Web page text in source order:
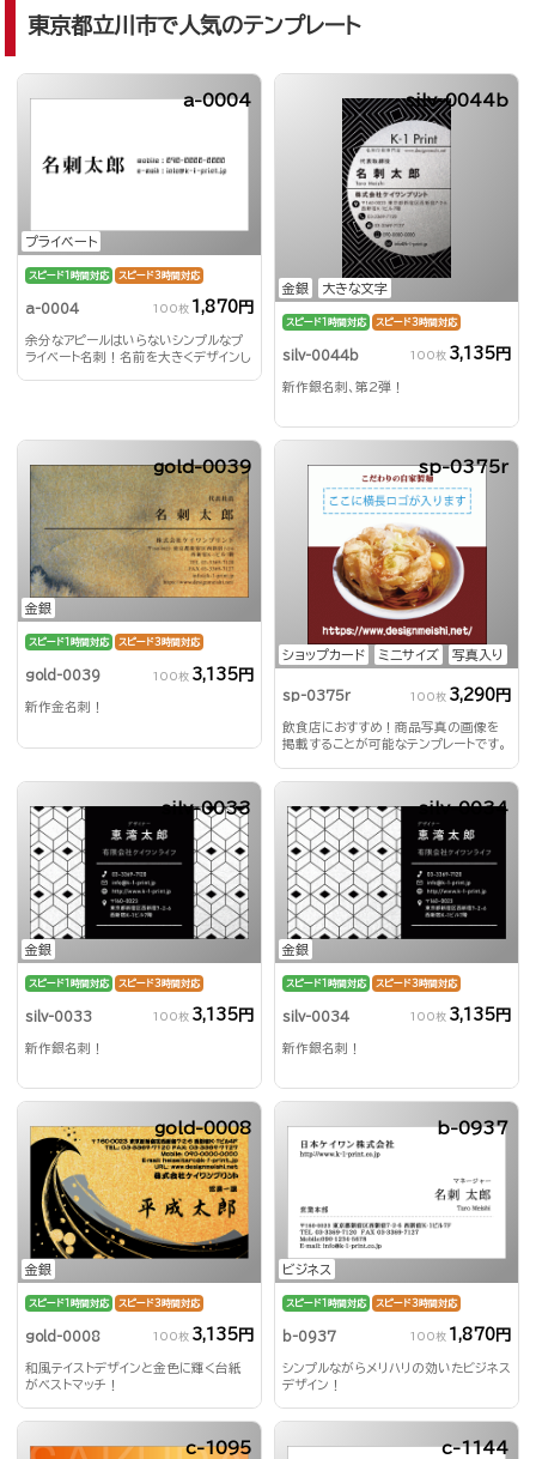
東京都立川市で人気のテンプレート
プライベート
a-0004
スピード1時間対応 スピード3時間対応
a-0004 100枚 1,870円
余分なアピールはいらないシンプルなプ
ライベート名刺！名前を大きくデザインし
金銀 大きな文字
silv-0044b
スピード1時間対応 スピード3時間対応
silv-0044b 100枚 3,135円
新作銀名刺、第2弾！
金銀
gold-0039
スピード1時間対応 スピード3時間対応
gold-0039 100枚 3,135円
新作金名刺！
ショップカード ミニサイズ 写真入り
sp-0375r
sp-0375r 100枚 3,290円
飲食店におすすめ！商品写真の画像を
掲載することが可能なテンプレートです。
金銀
silv-0033
スピード1時間対応 スピード3時間対応
silv-0033 100枚 3,135円
新作銀名刺！
金銀
silv-0034
スピード1時間対応 スピード3時間対応
silv-0034 100枚 3,135円
新作銀名刺！
金銀
gold-0008
スピード1時間対応 スピード3時間対応
gold-0008 100枚 3,135円
和風テイストデザインと金色に輝く台紙
がベストマッチ！
ビジネス
b-0937
スピード1時間対応 スピード3時間対応
b-0937 100枚 1,870円
シンプルながらメリハリの効いたビジネス
デザイン！
c-1095 c-1144